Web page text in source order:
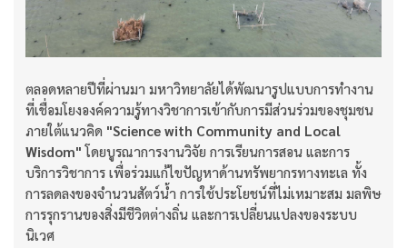
ตลอดหลายปีที่ผ่านมา มหาวิทยาลัยได้พัฒนารูปแบบการทำงาน
ที่เชื่อมโยงองค์ความรู้ทางวิชาการเข้ากับการมีส่วนร่วมของชุมชน
ภายใต้แนวคิด "Science with Community and Local
Wisdom" โดยบูรณาการงานวิจัย การเรียนการสอน และการ
บริการวิชาการ เพื่อร่วมแก้ไขปัญหาด้านทรัพยากรทางทะเล ทั้ง
การลดลงของจำนวนสัตว์น้ำ การใช้ประโยชน์ที่ไม่เหมาะสม มลพิษ
การรุกรานของสิ่งมีชีวิตต่างถิ่น และการเปลี่ยนแปลงของระบบ
นิเวศ